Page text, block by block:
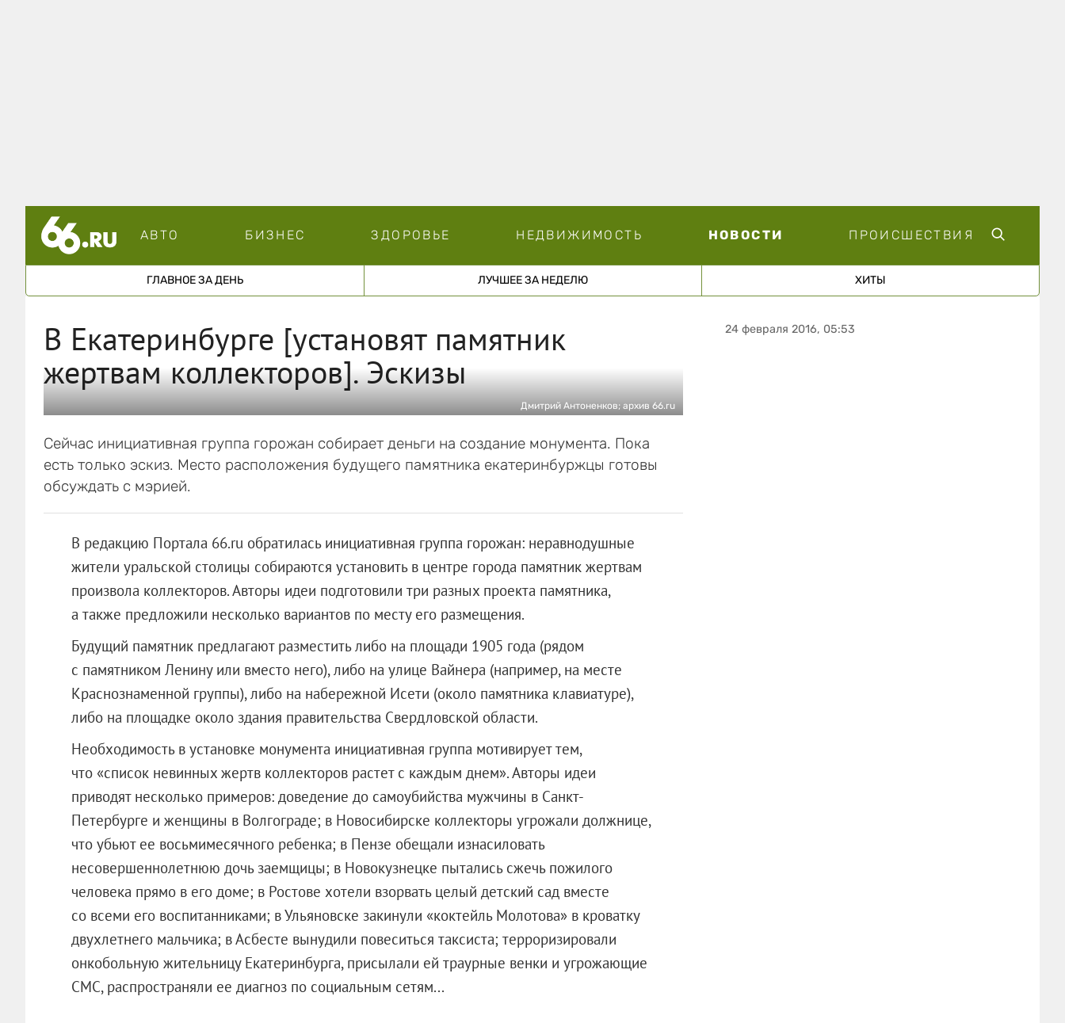
АВТО БИЗНЕС ЗДОРОВЬЕ НЕДВИЖИМОСТЬ НОВОСТИ ПРОИСШЕСТВИЯ
ГЛАВНОЕ ЗА ДЕНЬ ЛУЧШЕЕ ЗА НЕДЕЛЮ ХИТЫ
В Екатеринбурге [установят памятник
жертвам коллекторов]. Эскизы
Дмитрий Антоненков; архив 66.ru
Сейчас инициативная группа горожан собирает деньги на создание монумента. Пока
есть только эскиз. Место расположения будущего памятника екатеринбуржцы готовы
обсуждать с мэрией.
В редакцию Портала 66.ru обратилась инициативная группа горожан: неравнодушные
жители уральской столицы собираются установить в центре города памятник жертвам
произвола коллекторов. Авторы идеи подготовили три разных проекта памятника,
а также предложили несколько вариантов по месту его размещения.
Будущий памятник предлагают разместить либо на площади 1905 года (рядом
с памятником Ленину или вместо него), либо на улице Вайнера (например, на месте
Краснознаменной группы), либо на набережной Исети (около памятника клавиатуре),
либо на площадке около здания правительства Свердловской области.
Необходимость в установке монумента инициативная группа мотивирует тем,
что «список невинных жертв коллекторов растет с каждым днем». Авторы идеи
приводят несколько примеров: доведение до самоубийства мужчины в Санкт-
Петербурге и женщины в Волгограде; в Новосибирске коллекторы угрожали должнице,
что убьют ее восьмимесячного ребенка; в Пензе обещали изнасиловать
несовершеннолетнюю дочь заемщицы; в Новокузнецке пытались сжечь пожилого
человека прямо в его доме; в Ростове хотели взорвать целый детский сад вместе
со всеми его воспитанниками; в Ульяновске закинули «коктейль Молотова» в кроватку
двухлетнего мальчика; в Асбесте вынудили повеситься таксиста; терроризировали
онкобольную жительницу Екатеринбурга, присылали ей траурные венки и угрожающие
СМС, распространяли ее диагноз по социальным сетям...
24 февраля 2016, 05:53